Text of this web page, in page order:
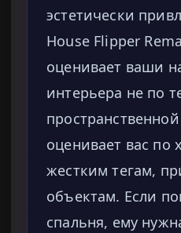
эстетически
House Flipper
оценивает ваши
интерьера не по
оценивает вас по
жестким тегам,
объектам. Если
спальня, ему